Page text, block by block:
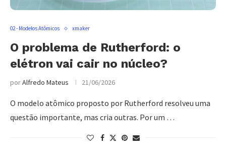
02 - Modelos Atômicos xmaker
O problema de Rutherford: o
elétron vai cair no núcleo?
porAlfredo Mateus 21/06/2026
O modelo atômico proposto por Rutherford resolveu uma
questão importante, mas cria outras. Por um …